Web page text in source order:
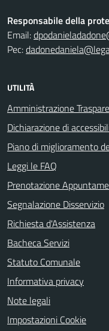
Responsabile della
Email:
Pec:
UTILITÀ
Amministrazione
Dichiarazione di
Piano di miglioramento
Leggi le FAQ
Prenotazione
Segnalazione Disservizio
Richiesta d'Assistenza
Bacheca Servizi
Statuto Comunale
Informativa privacy
Note legali
Impostazioni Cookie